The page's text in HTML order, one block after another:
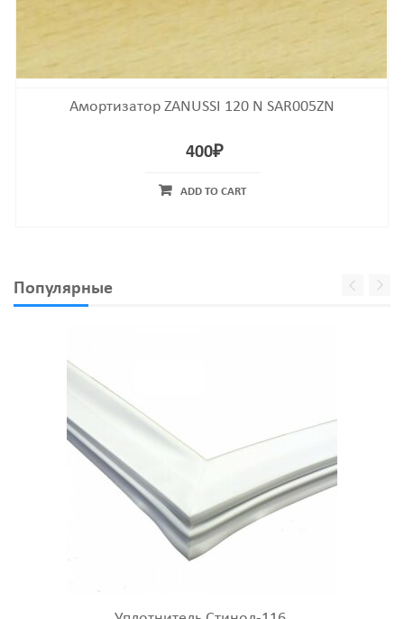
Амортизатор ZANUSSI 120 N SAR005ZN
400₽
ADD TO CART
Популярные